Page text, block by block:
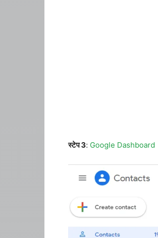
स्टेप 3: Google Dashboard